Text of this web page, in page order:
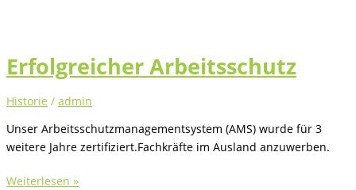
Erfolgreicher Arbeitsschutz
Historie / admin
Unser Arbeitsschutzmanagementsystem (AMS) wurde für 3
weitere Jahre zertifiziert.Fachkräfte im Ausland anzuwerben.
Erfolgreicher
Weiterlesen »